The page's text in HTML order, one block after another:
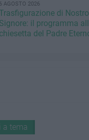
6 AGOSTO 2026
di Nostro
Signore: il programma
chiesetta del Padre
a tema